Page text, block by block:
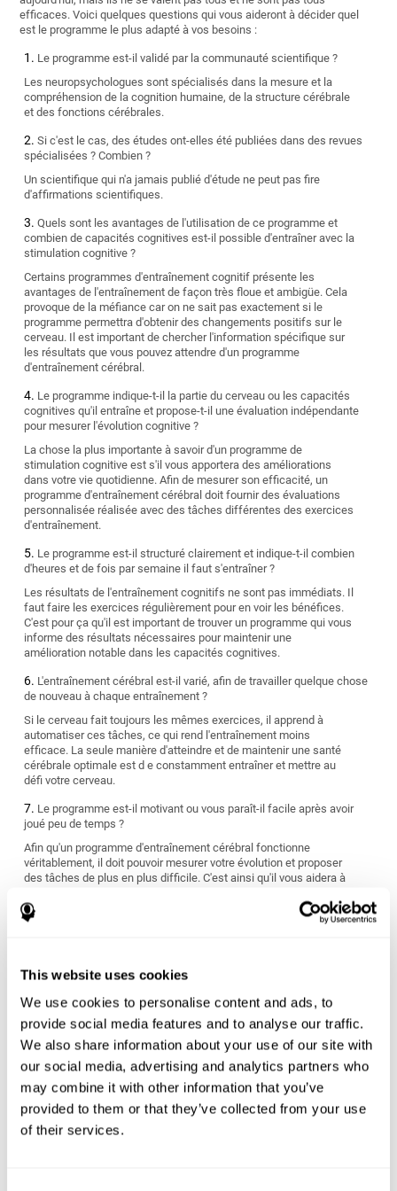
This website uses cookies
We use cookies to personalise content and ads, to
provide social media features and to analyse our traffic.
We also share information about your use of our site with
our social media, advertising and analytics partners who
may combine it with other information that you’ve
provided to them or that they’ve collected from your use
of their services.
efficaces. Voici quelques questions qui vous aideront à décider quel
est le programme le plus adapté à vos besoins :
Le programme est-il validé par la communauté scientifique ?
Les neuropsychologues sont spécialisés dans la mesure et la
compréhension de la cognition humaine, de la structure cérébrale
et des fonctions cérébrales.
Si c'est le cas, des études ont-elles été publiées dans des revues
spécialisées ? Combien ?
Un scientifique qui n'a jamais publié d'étude ne peut pas fire
d'affirmations scientifiques.
Quels sont les avantages de l'utilisation de ce programme et
combien de capacités cognitives est-il possible d'entraîner avec la
stimulation cognitive ?
Certains programmes d'entraînement cognitif présente les
avantages de l'entraînement de façon très floue et ambigüe. Cela
provoque de la méfiance car on ne sait pas exactement si le
programme permettra d'obtenir des changements positifs sur le
cerveau. Il est important de chercher l'information spécifique sur
les résultats que vous pouvez attendre d'un programme
d'entraînement cérébral.
Le programme indique-t-il la partie du cerveau ou les capacités
cognitives qu'il entraîne et propose-t-il une évaluation indépendante
pour mesurer l'évolution cognitive ?
La chose la plus importante à savoir d'un programme de
stimulation cognitive est s'il vous apportera des améliorations
dans votre vie quotidienne. Afin de mesurer son efficacité, un
programme d'entraînement cérébral doit fournir des évaluations
personnalisée réalisée avec des tâches différentes des exercices
d'entraînement.
Le programme est-il structuré clairement et indique-t-il combien
d'heures et de fois par semaine il faut s'entraîner ?
Les résultats de l'entraînement cognitifs ne sont pas immédiats. Il
faut faire les exercices régulièrement pour en voir les bénéfices.
C'est pour ça qu'il est important de trouver un programme qui vous
informe des résultats nécessaires pour maintenir une
amélioration notable dans les capacités cognitives.
L'entraînement cérébral est-il varié, afin de travailler quelque chose
de nouveau à chaque entraînement ?
Si le cerveau fait toujours les mêmes exercices, il apprend à
automatiser ces tâches, ce qui rend l'entraînement moins
efficace. La seule manière d'atteindre et de maintenir une santé
cérébrale optimale est d e constamment entraîner et mettre au
défi votre cerveau.
Le programme est-il motivant ou vous paraît-il facile après avoir
joué peu de temps ?
Afin qu'un programme d'entraînement cérébral fonctionne
véritablement, il doit pouvoir mesurer votre évolution et proposer
des tâches de plus en plus difficile. C'est ainsi qu'il vous aidera à
de stimulation cognitive qui puisse mesurer vos capacités
vos caractéristiques et nécessités personnelles.
Certains programmes d'entraînement cérébral ont des résultats à
court terme qui sont difficiles à maintenir dans le temps et
peuvent être finalement n'être que peu utiles. Vous devez choisir
un programme qui vous évalue dès le début et qui s'ajuste aux
nécessités d'apprentissage individuelles de chaque personne.